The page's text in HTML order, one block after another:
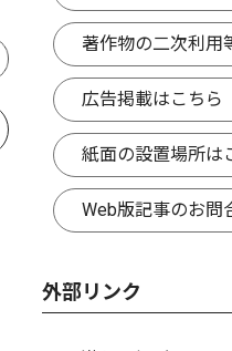
著作物の二次利用
広告掲載はこちら
紙面の設置場所は
Web版記事のお問
外部リンク